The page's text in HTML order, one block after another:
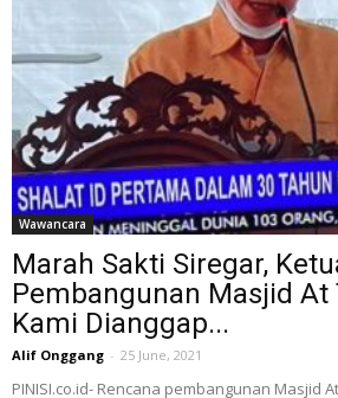
Wawancara
Marah Sakti Siregar,
Pembangunan Masjid At
Kami Dianggap...
Alif Onggang - 25 June, 2021
PINISI.co.id- Rencana pembangunan Masjid